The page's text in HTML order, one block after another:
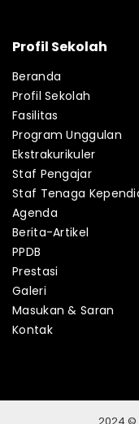
Profil Sekolah
Beranda
Profil Sekolah
Fasilitas
Program Unggulan
Ekstrakurikuler
Staf Pengajar
Staf Tenaga
Agenda
Berita-Artikel
PPDB
Prestasi
Galeri
Masukan & Saran
Kontak